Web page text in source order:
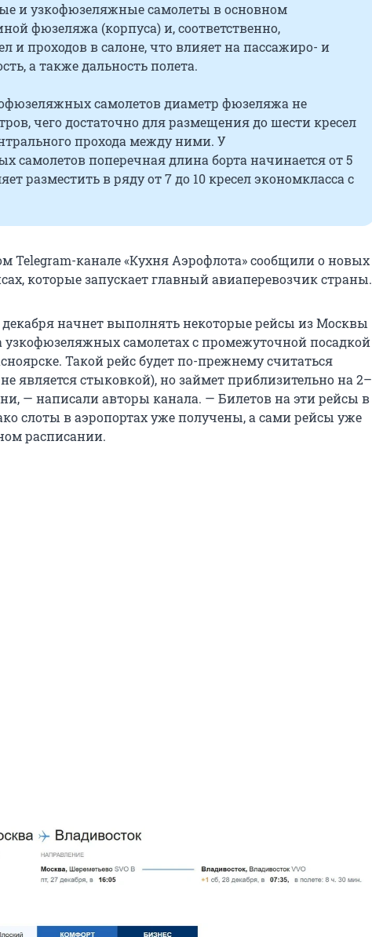
и узкофюзеляжные самолеты в основном
фюзеляжа (корпуса) и, соответственно,
и проходов в салоне, что влияет на пассажиро- и
а также дальность полета.
самолетов диаметр фюзеляжа не
чего достаточно для размещения до шести кресел
прохода между ними. У
самолетов поперечная длина борта начинается от 5
разместить в ряду от 7 до 10 кресел экономкласса с
Telegram-канале «Кухня Аэрофлота» сообщили о новых
которые запускает главный авиаперевозчик страны.
декабря начнет выполнять некоторые рейсы из Москвы
узкофюзеляжных самолетах с промежуточной посадкой
Такой рейс будет по-прежнему считаться
является стыковкой), но займет приблизительно на 2–
— написали авторы канала. — Билетов на эти рейсы в
слоты в аэропортах уже получены, а сами рейсы уже
расписании.